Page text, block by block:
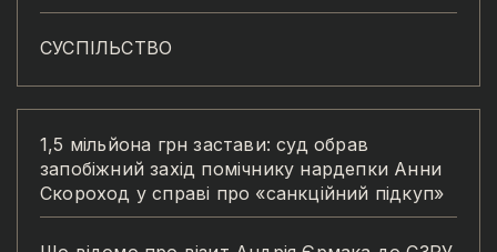
СУСПІЛЬСТВО
1,5 мільйона грн застави: суд обрав
запобіжний захід помічнику нардепки Анни
Скороход у справі про «санкційний підкуп»